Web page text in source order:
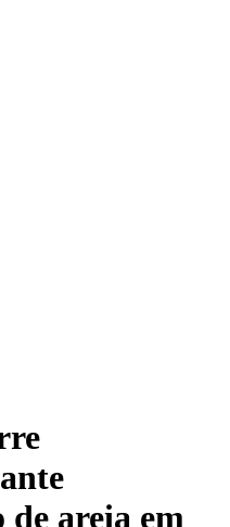
de areia em